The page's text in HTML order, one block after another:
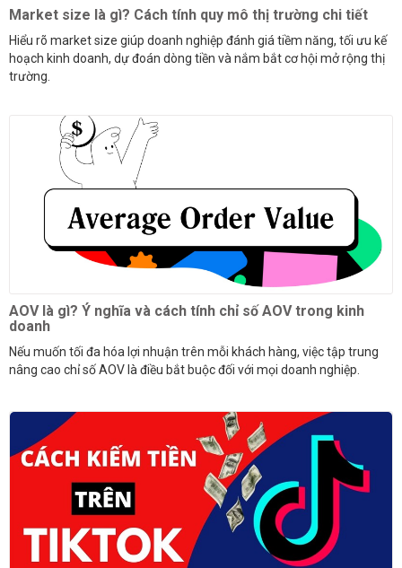
Market size là gì? Cách tính quy mô thị trường chi tiết
Hiểu rõ market size giúp doanh nghiệp đánh giá tiềm năng, tối ưu kế
hoạch kinh doanh, dự đoán dòng tiền và nắm bắt cơ hội mở rộng thị
trường.
AOV là gì? Ý nghĩa và cách tính chỉ số AOV trong kinh
doanh
Nếu muốn tối đa hóa lợi nhuận trên mỗi khách hàng, việc tập trung
nâng cao chỉ số AOV là điều bắt buộc đối với mọi doanh nghiệp.